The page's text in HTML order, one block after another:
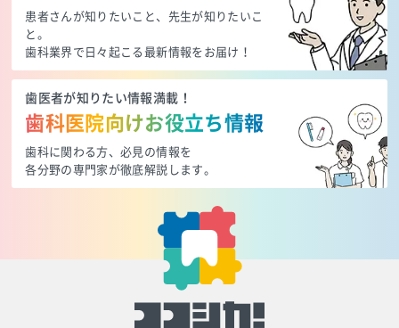
患者さんが知りたいこと、先生が知りたいこ
と。
歯科業界で日々起こる最新情報をお届け！
歯医者が知りたい情報満載！
歯科医院向けお役立ち情報
歯科に関わる方、必見の情報を
各分野の専門家が徹底解説します。